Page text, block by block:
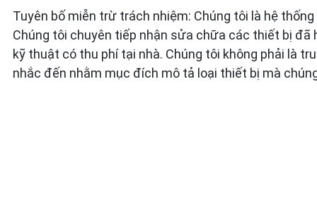
Tuyên bố miễn trừ trách nhiệm: Chúng tôi là hệ
Chúng tôi chuyên tiếp nhận sửa chữa các thiết bị đã
kỹ thuật có thu phí tại nhà. Chúng tôi không phải là
nhắc đến nhằm mục đích mô tả loại thiết bị mà